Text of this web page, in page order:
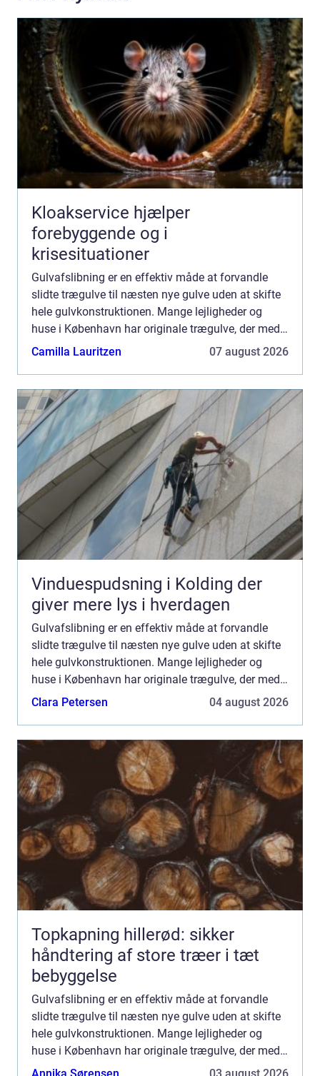
Kloakservice hjælper
forebyggende og i
krisesituationer
Gulvafslibning er en effektiv måde at forvandle
slidte trægulve til næsten nye gulve uden at skifte
hele gulvkonstruktionen. Mange lejligheder og
huse i København har originale trægulve, der med
den rette afslibning og ...
Camilla Lauritzen 07 august 2026
Vinduespudsning i Kolding der
giver mere lys i hverdagen
Gulvafslibning er en effektiv måde at forvandle
slidte trægulve til næsten nye gulve uden at skifte
hele gulvkonstruktionen. Mange lejligheder og
huse i København har originale trægulve, der med
den rette afslibning og ...
Clara Petersen 04 august 2026
Topkapning hillerød: sikker
håndtering af store træer i tæt
bebyggelse
Gulvafslibning er en effektiv måde at forvandle
slidte trægulve til næsten nye gulve uden at skifte
hele gulvkonstruktionen. Mange lejligheder og
huse i København har originale trægulve, der med
den rette afslibning og ...